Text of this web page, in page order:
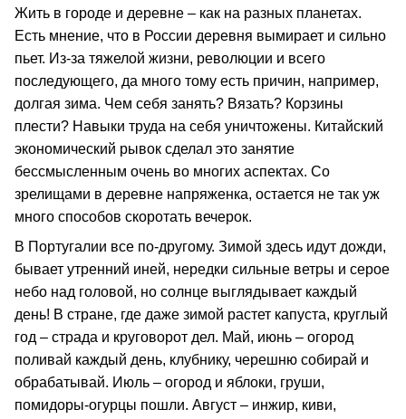
Жить в городе и деревне – как на разных планетах.
Есть мнение, что в России деревня вымирает и сильно
пьет. Из-за тяжелой жизни, революции и всего
последующего, да много тому есть причин, например,
долгая зима. Чем себя занять? Вязать? Корзины
плести? Навыки труда на себя уничтожены. Китайский
экономический рывок сделал это занятие
бессмысленным очень во многих аспектах. Со
зрелищами в деревне напряженка, остается не так уж
много способов скоротать вечерок.
В Португалии все по-другому. Зимой здесь идут дожди,
бывает утренний иней, нередки сильные ветры и серое
небо над головой, но солнце выглядывает каждый
день! В стране, где даже зимой растет капуста, круглый
год – страда и круговорот дел. Май, июнь – огород
поливай каждый день, клубнику, черешню собирай и
обрабатывай. Июль – огород и яблоки, груши,
помидоры-огурцы пошли. Август – инжир, киви,